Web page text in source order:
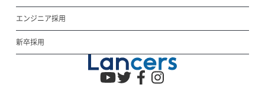
エンジニア採用
新卒採用